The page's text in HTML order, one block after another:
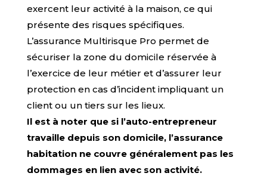
exercent leur activité à la maison, ce qui
présente des risques spécifiques.
L’assurance Multirisque Pro permet de
sécuriser la zone du domicile réservée à
l’exercice de leur métier et d’assurer leur
protection en cas d’incident impliquant un
client ou un tiers sur les lieux.
Il est à noter quesi l’auto-entrepreneur
travaille depuis son domicile, l’assurance
habitation ne couvre généralement pas les
dommages en lien avec son activité.